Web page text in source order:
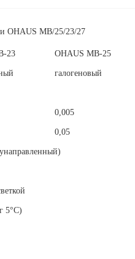
OHAUS MB/25/23/27
23 OHAUS MB-25
галогеновый
0,005
0,05
5°С)